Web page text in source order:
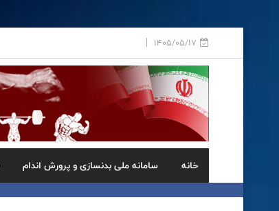
1405/05/17
خانه سامانه ملی بدنسازی و پرورش اندام